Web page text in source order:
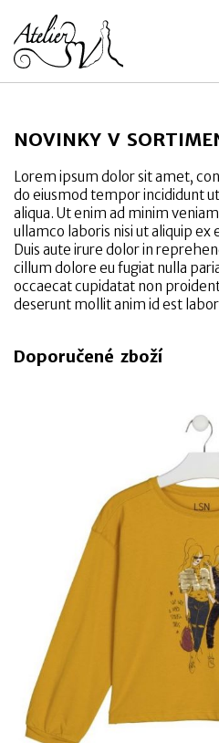
NOVINKY V
Lorem ipsum dolor sit amet,
do eiusmod tempor incididunt
aliqua. Ut enim ad minim
ullamco laboris nisi ut aliquip
Duis aute irure dolor in
cillum dolore eu fugiat nulla
occaecat cupidatat non
deserunt mollit anim id est
Doporučené zboží